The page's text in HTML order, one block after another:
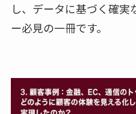
し、データに基づく確
ー必見の一冊です。